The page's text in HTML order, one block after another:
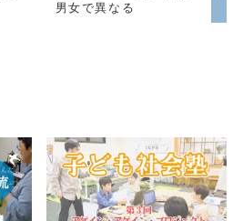
男女で異なる